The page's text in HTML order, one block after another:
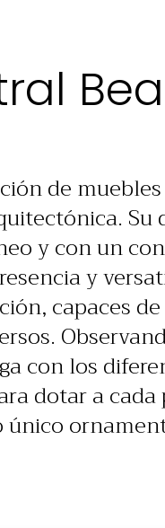
de
Su
y con un
y
capaces
con los
dotar a